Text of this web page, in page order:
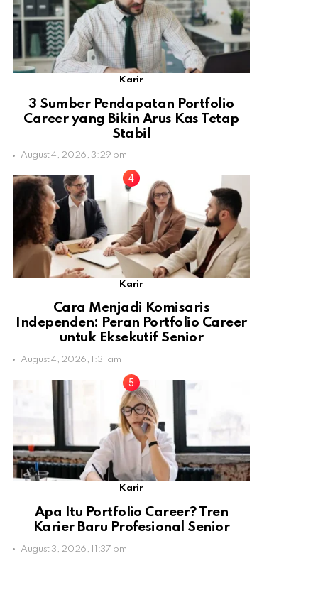
Karir
3 Sumber Pendapatan Portfolio
Career yang Bikin Arus Kas Tetap
Stabil
August 4, 2026, 3:29 pm
Karir
Cara Menjadi Komisaris
Independen: Peran Portfolio Career
untuk Eksekutif Senior
August 4, 2026, 1:31 am
Karir
Apa Itu Portfolio Career? Tren
Karier Baru Profesional Senior
August 3, 2026, 11:37 pm